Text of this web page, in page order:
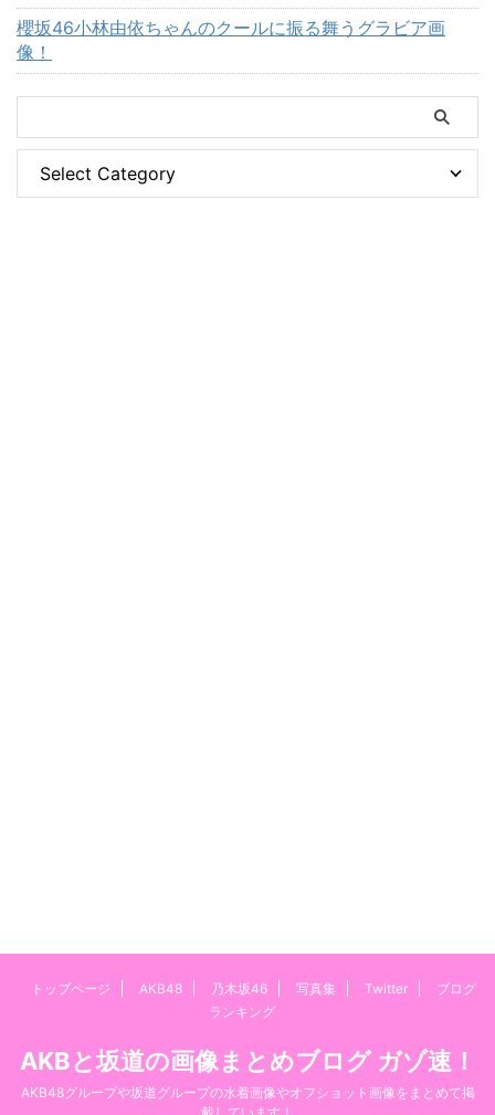
櫻坂46小林由依ちゃんのクールに振る舞うグラビア画
像！
トップページ AKB48 乃木坂46 写真集 Twitter
ブログ
ランキング
AKBと坂道の画像まとめブログ ガゾ速！
AKB48グループや坂道グループの水着画像やオフショット画像をまとめて掲